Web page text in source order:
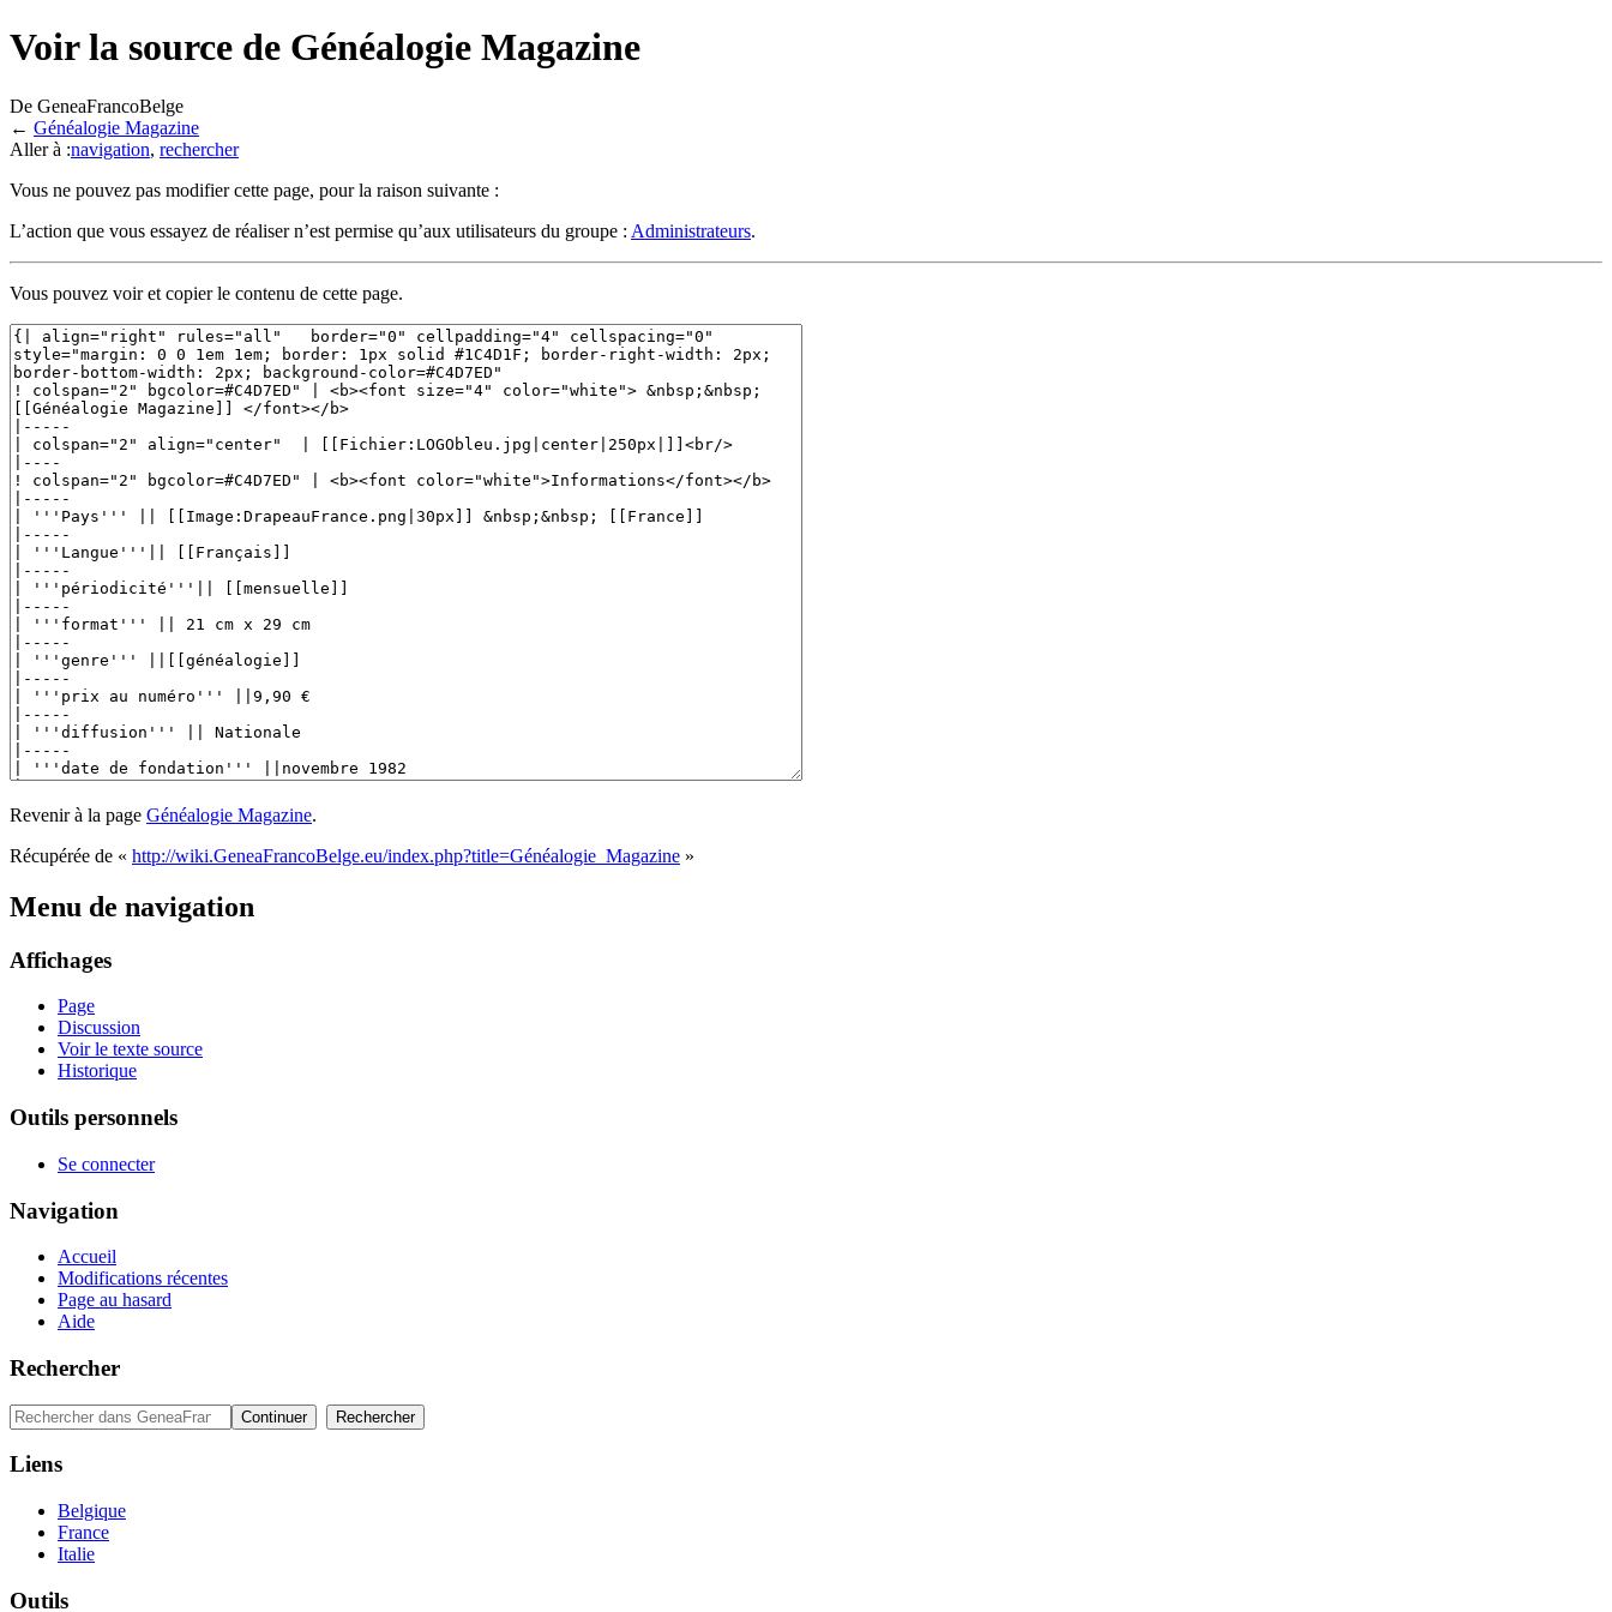
Voir la source de Généalogie Magazine
De GeneaFrancoBelge
← Généalogie Magazine
Aller à :navigation, rechercher
Vous ne pouvez pas modifier cette page, pour la raison suivante :
L’action que vous essayez de réaliser n’est permise qu’aux utilisateurs du groupe : Administrateurs.
Vous pouvez voir et copier le contenu de cette page.
Revenir à la page Généalogie Magazine.
Récupérée de « http://wiki.GeneaFrancoBelge.eu/index.php?title=Généalogie_Magazine »
Menu de navigation
Affichages
Page
Discussion
Voir le texte source
Historique
Outils personnels
Se connecter
Navigation
Accueil
Modifications récentes
Page au hasard
Aide
Rechercher
Liens
Belgique
France
Italie
Outils